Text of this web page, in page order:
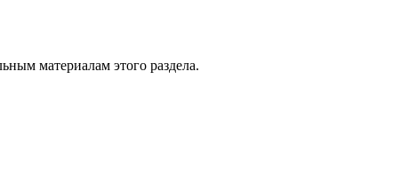
материалам этого раздела.